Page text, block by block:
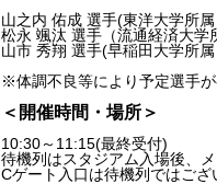
山之内 佑成 選手(東洋大学所
松永 颯汰 選手（流通経済大学
山市 秀翔 選手(早稲田大学所
※体調不良等により予定選手
＜開催時間・場所＞
10:30～11:15(最終受付)
待機列はスタジアム入場後、
Cゲート入口は待機列ではござ